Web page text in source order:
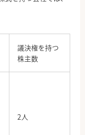
議決権を持つ
株主数
2人